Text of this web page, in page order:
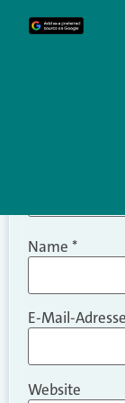
Kommentar
Name *
E-Mail-Adresse
Website